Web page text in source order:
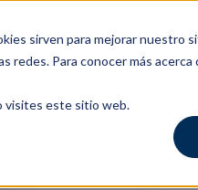
sirven para mejorar nuestro
Para conocer más
visites este sitio web.